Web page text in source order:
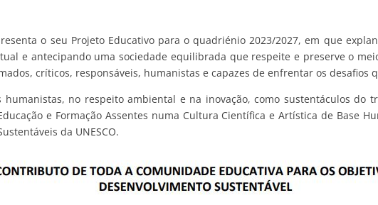
o seu Projeto Educativo para o quadriénio 2023/2027, em que
e antecipando uma sociedade equilibrada que respeite e preserve o
críticos, responsáveis, humanistas e capazes de enfrentar os desafios
no respeito ambiental e na inovação, como sustentáculos do
e Formação Assentes numa Cultura Científica e Artística de Base
da UNESCO.